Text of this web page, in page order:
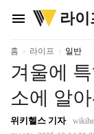
menu
위
키
리
라이
홈 라이프 일반
겨울에
소에 알
위키헬스 기자